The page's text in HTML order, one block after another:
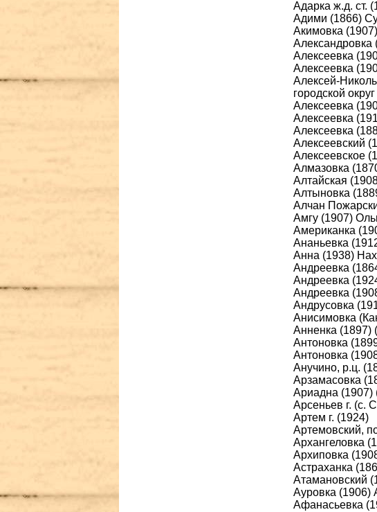
Адарка ж.д. ст.
Адими (1866)
Акимовка
Александровка
Алексеевка
Алексеевка
Алексей-
городской округ
Алексеевка
Алексеевка
Алексеевка
Алексеевский
Алексеевское
Алмазовка
Алтайская
Алтыновка
Алчан
Амгу (1907)
Американка
Ананьевка
Анна (1938)
Андреевка
Андреевка
Андреевка
Андрусовка
Анисимовка
Анненка (1897)
Антоновка
Антоновка
Анучино, р.ц.
Арзамасовка
Ариадна (1907)
Арсеньев г. (с.
Артем г. (1924)
Артемовский,
Архангеловка
Архиповка
Астраханка
Атамановский
Ауровка (1906)
Афанасьевка